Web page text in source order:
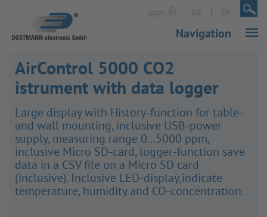
Login DE | EN |
Navigation
AirControl 5000 CO2
istrument with data logger
Large display with History-func­tion for table-
and wall mounting, inclusive USB-power
supply, meas­uring range 0...5000 ppm,
inclusive Micro SD-card, logger-func­tion save
data in a CSV file on a Micro SD card
(inclusive). Inclusive LED-display,indicate
temper­ature, humidity and CO-concen­tra­tion.